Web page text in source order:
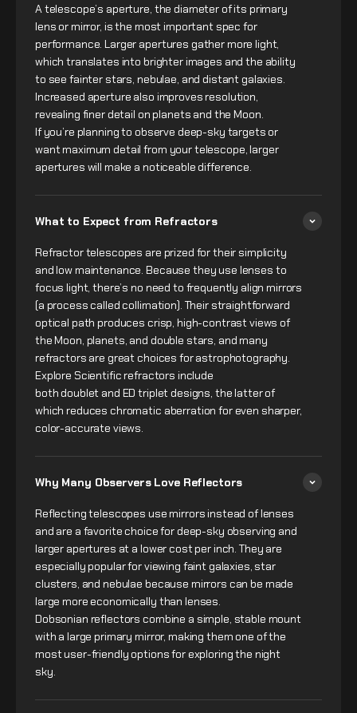
A telescope’s aperture, the diameter of its primary
lens or mirror, is the most important spec for
performance. Larger apertures gather more light,
which translates into brighter images and the ability
to see fainter stars, nebulae, and distant galaxies.
Increased aperture also improves resolution,
revealing finer detail on planets and the Moon.
If you’re planning to observe deep-sky targets or
want maximum detail from your telescope, larger
apertures will make a noticeable difference.
What to Expect from Refractors
Refractor telescopes are prized for their simplicity
and low maintenance. Because they use lenses to
focus light, there’s no need to frequently align mirrors
(a process called collimation). Their straightforward
optical path produces crisp, high-contrast views of
the Moon, planets, and double stars, and many
refractors are great choices for astrophotography.
Explore Scientific refractors include
both doublet and ED triplet designs, the latter of
which reduces chromatic aberration for even sharper,
color-accurate views.
Why Many Observers Love Reflectors
Reflecting telescopes use mirrors instead of lenses
and are a favorite choice for deep-sky observing and
larger apertures at a lower cost per inch. They are
especially popular for viewing faint galaxies, star
clusters, and nebulae because mirrors can be made
large more economically than lenses.
Dobsonian reflectors combine a simple, stable mount
with a large primary mirror, making them one of the
most user-friendly options for exploring the night
sky.